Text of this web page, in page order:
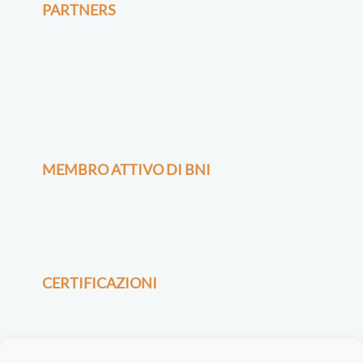
PARTNERS
MEMBRO ATTIVO DI BNI
CERTIFICAZIONI